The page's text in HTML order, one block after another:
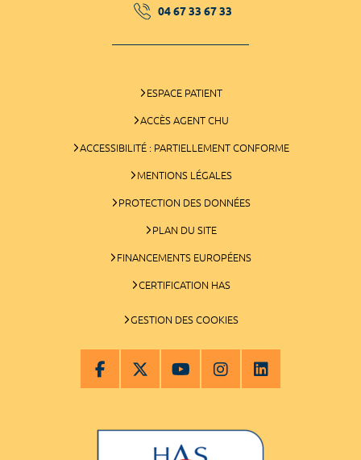
04 67 33 67 33
ESPACE PATIENT
ACCÈS AGENT CHU
ACCESSIBILITÉ : PARTIELLEMENT CONFORME
MENTIONS LÉGALES
PROTECTION DES DONNÉES
PLAN DU SITE
FINANCEMENTS EUROPÉENS
CERTIFICATION HAS
GESTION DES COOKIES